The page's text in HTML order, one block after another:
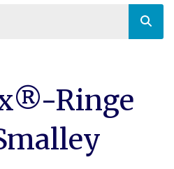
with an auto-suggest
Ringe